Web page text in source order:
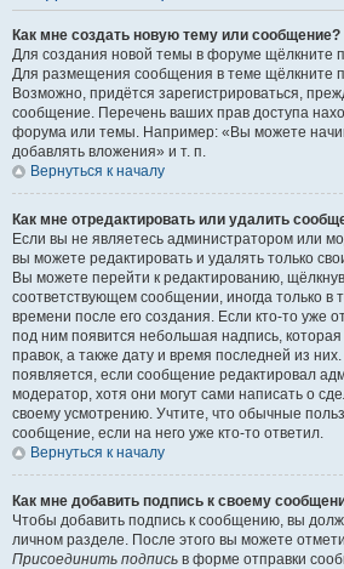
Как мне создать новую тему или сообщение?
Для создания новой темы в форуме щёлкните
Для размещения сообщения в теме щёлкните
Возможно, придётся зарегистрироваться,
сообщение. Перечень ваших прав доступа
форума или темы. Например: «Вы можете
добавлять вложения» и т. п.
Вернуться к началу
Как мне отредактировать или удалить
Если вы не являетесь администратором или
вы можете редактировать и удалять только
Вы можете перейти к редактированию,
соответствующем сообщении, иногда только в
времени после его создания. Если кто-то уже
под ним появится небольшая надпись, которая
правок, а также дату и время последней из
появляется, если сообщение редактировал
модератор, хотя они могут сами написать о
своему усмотрению. Учтите, что обычные
сообщение, если на него уже кто-то ответил.
Вернуться к началу
Как мне добавить подпись к своему
Чтобы добавить подпись к сообщению, вы
личном разделе. После этого вы можете
Присоединить подпись в форме отправки